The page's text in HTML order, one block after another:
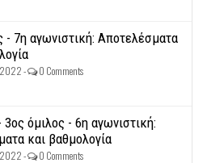
- 7η αγωνιστική: Αποτελέσματα
2022 - 0 Comments
3ος όμιλος - 6η αγωνιστική:
και βαθμολογία
2022 - 0 Comments